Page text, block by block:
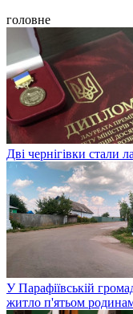
головне
Дві чернігівки стали
У Парафіївській
житло п'ятьом